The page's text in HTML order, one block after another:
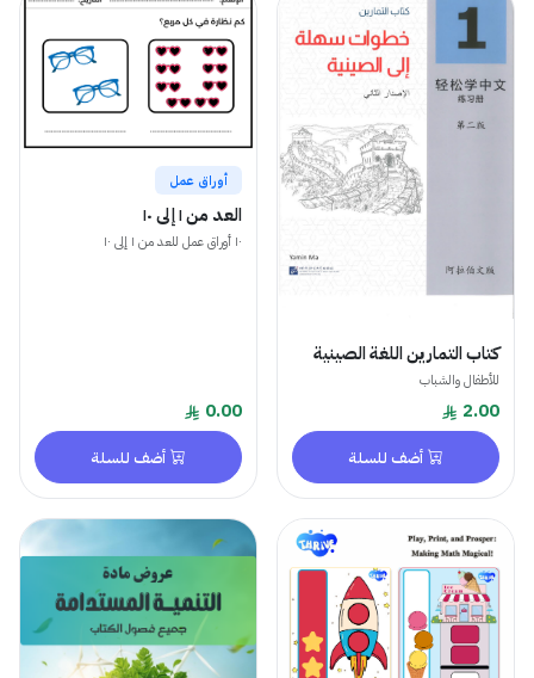
كتاب التمارين اللغة الصينية
للأطفال والشباب
2.00
أضف للسلة
أوراق عمل
العد من ١ إلى ١٠
١٠ أوراق عمل للعد من ١ إلى ١٠
0.00
أضف للسلة